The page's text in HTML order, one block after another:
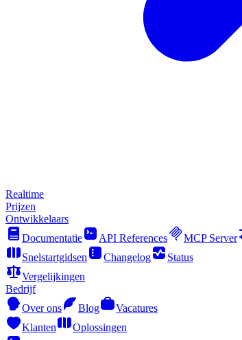
Realtime
Prijzen
Ontwikkelaars
Documentatie
API References MCP Server
Snelstartgidsen
Changelog
Status
Vergelijkingen
Bedrijf
Over ons
Blog
Vacatures
Klanten
Oplossingen